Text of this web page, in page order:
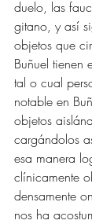
duelo, las
gitano, y así
objetos que
Buñuel tienen
tal o cual
notable en
objetos
cargándolos
esa manera
clínicamente
densamente
nos ha